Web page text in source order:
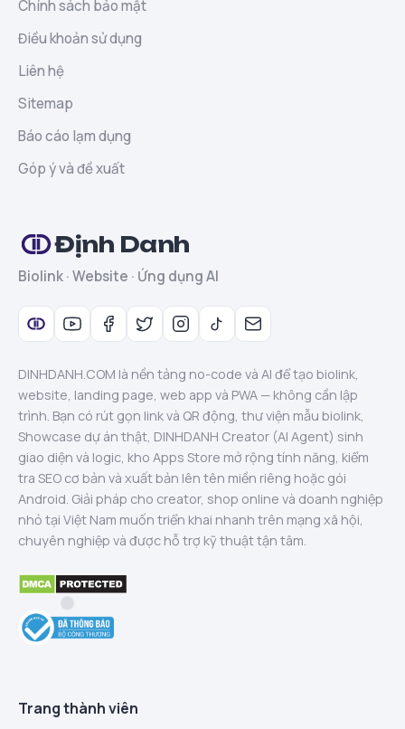
Chính sách bảo mật
Điều khoản sử dụng
Liên hệ
Sitemap
Báo cáo lạm dụng
Góp ý và đề xuất
Định Danh
Biolink · Website · Ứng dụng AI
DINHDANH.COM là nền tảng no-code và AI để tạo biolink,
website, landing page, web app và PWA — không cần lập
trình. Bạn có rút gọn link và QR động, thư viện mẫu biolink,
Showcase dự án thật, DINHDANH Creator (AI Agent) sinh
giao diện và logic, kho Apps Store mở rộng tính năng, kiểm
tra SEO cơ bản và xuất bản lên tên miền riêng hoặc gói
Android. Giải pháp cho creator, shop online và doanh nghiệp
nhỏ tại Việt Nam muốn triển khai nhanh trên mạng xã hội,
chuyên nghiệp và được hỗ trợ kỹ thuật tận tâm.
Trang thành viên